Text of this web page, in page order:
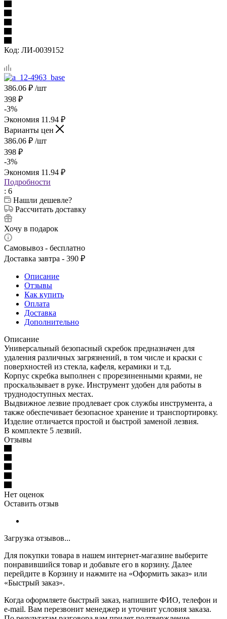
Код: ЛИ-0039152
386.06 ₽ /шт
398 ₽
-3%
Экономия 11.94 ₽
Варианты цен
386.06 ₽ /шт
398 ₽
-3%
Экономия 11.94 ₽
Подробности
: 6
Нашли дешевле?
Рассчитать доставку
Хочу в подарок
Самовывоз - бесплатно
Доставка завтра - 390 ₽
Описание
Отзывы
Как купить
Оплата
Доставка
Дополнительно
Описание
Универсальный безопасный скребок предназначен для
удаления различных загрязнений, в том числе и краски с
поверхностей из стекла, кафеля, керамики и т.д.
Корпус скребка выполнен с прорезиненными краями, не
проскальзывает в руке. Инструмент удобен для работы в
труднодоступных местах.
Выдвижное лезвие продлевает срок службы инструмента, а
также обеспечивает безопасное хранение и транспортировку.
Изделие отличается простой и быстрой заменой лезвия.
В комплекте 5 лезвий.
Отзывы
Нет оценок
Оставить отзыв
Загрузка отзывов...
Для покупки товара в нашем интернет-магазине выберите
понравившийся товар и добавьте его в корзину. Далее
перейдите в Корзину и нажмите на «Оформить заказ» или
«Быстрый заказ».
Когда оформляете быстрый заказ, напишите ФИО, телефон и
e-mail. Вам перезвонит менеджер и уточнит условия заказа.